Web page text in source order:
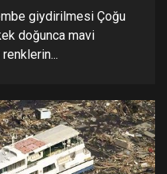
giydirilmesi Çoğu
doğunca mavi